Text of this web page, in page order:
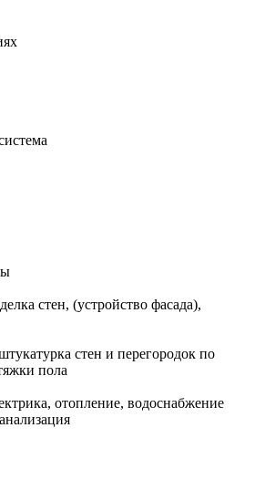
стен, (устройство фасада),
стен и перегородок по
пола
отопление, водоснабжение